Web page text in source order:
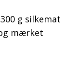
g silkemat
mærket